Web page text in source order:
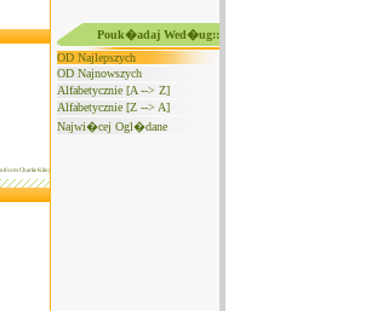
Charlie Kilo|
Pouk�adaj Wed�ug::
OD Najlepszych
OD Najnowszych
Alfabetycznie [A --> Z]
Alfabetycznie [Z --> A]
Najwi�cej Ogl�dane